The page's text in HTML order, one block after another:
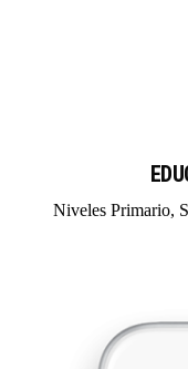
Niveles Primario,